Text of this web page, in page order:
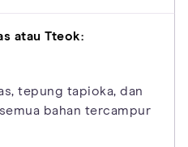
atau Tteok:
tepung tapioka, dan
bahan tercampur